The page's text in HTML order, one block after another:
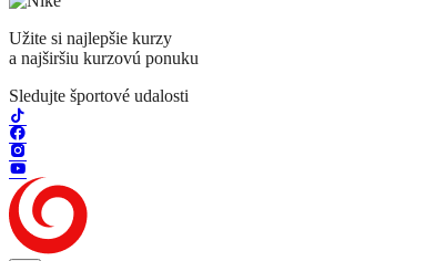
Užite si najlepšie kurzy
a najširšiu kurzovú ponuku
Sledujte športové udalosti